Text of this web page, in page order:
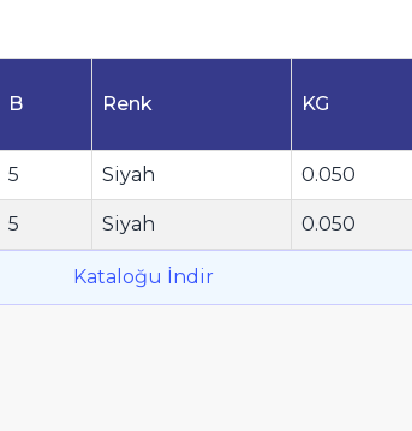
B Renk KG
5 Siyah 0.050
5 Siyah 0.050
Kataloğu İndir